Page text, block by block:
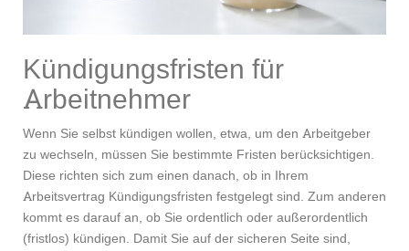
Kündigungsfristen für
Arbeitnehmer
Wenn Sie selbst kündigen wollen, etwa, um den Arbeitgeber
zu wechseln, müssen Sie bestimmte Fristen berücksichtigen.
Diese richten sich zum einen danach, ob in Ihrem
Arbeitsvertrag Kündigungsfristen festgelegt sind. Zum anderen
kommt es darauf an, ob Sie ordentlich oder außerordentlich
(fristlos) kündigen. Damit Sie auf der sicheren Seite sind,